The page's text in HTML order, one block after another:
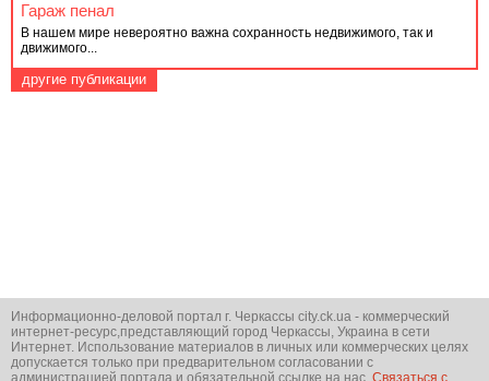
Гараж пенал
В нашем мире невероятно важна сохранность недвижимого, так и
движимого...
другие публикации
Информационно-деловой портал г. Черкассы city.ck.ua - коммерческий
интернет-ресурс,представляющий город Черкассы, Украина в сети
Интернет. Использование материалов в личных или коммерческих целях
допускается только при предварительном согласовании с
администрацией портала и обязательной ссылке на нас. Связаться с